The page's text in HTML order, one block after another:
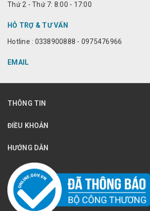
Thứ 2 - Thứ 7: 8:00 - 17:00
HỖ TRỢ & TƯ VẤN
Hotline : 0338900888 - 0975476966
EMAIL
THÔNG TIN
ĐIỀU KHOẢN
HƯỚNG DẪN